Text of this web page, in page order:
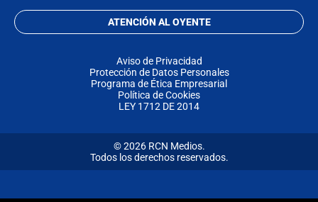
ATENCIÓN AL OYENTE
Aviso de Privacidad
Protección de Datos Personales
Programa de Ética Empresarial
Política de Cookies
LEY 1712 DE 2014
© 2026 RCN Medios.
Todos los derechos reservados.